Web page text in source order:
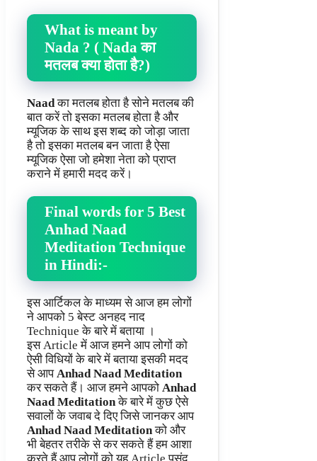
What is meant by
Nada ? ( Nada का
मतलब क्या होता है?)
Naadका मतलब होता है सोने मतलब की
बात करें तो इसका मतलब होता है और
म्यूजिक के साथ इस शब्द को जोड़ा जाता
है तो इसका मतलब बन जाता है ऐसा
म्यूजिक ऐसा जो हमेशा नेता को प्राप्त
कराने में हमारी मदद करें।
Final words for 5 Best
Anhad Naad
Meditation Technique
in Hindi:-
इस आर्टिकल के माध्यम से आज हम लोगों
ने आपको 5 बेस्ट अनहद नाद
Technique के बारे में बताया ।
इस Article में आज हमने आप लोगों को
ऐसी विधियों के बारे में बताया इसकी मदद
से आपAnhad Naad Meditation
कर सकते हैं। आज हमने आपको Anhad
Naad Meditationके बारे में कुछ ऐसे
सवालों के जवाब दे दिए जिसे जानकर आप
Anhad Naad Meditationको और
भी बेहतर तरीके से कर सकते हैं हम आशा